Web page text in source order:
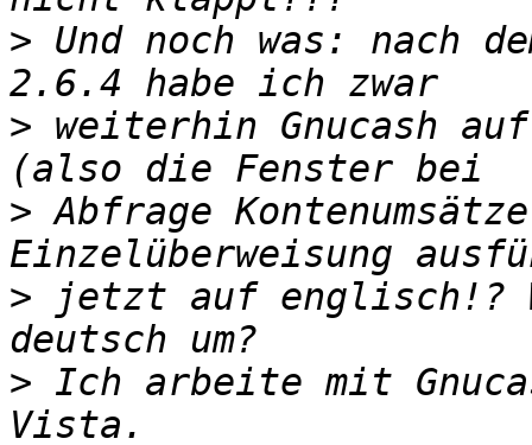
> Und noch was: nach
> weiterhin Gnucash
> Abfrage
> jetzt auf englisch!?
> Ich arbeite mit